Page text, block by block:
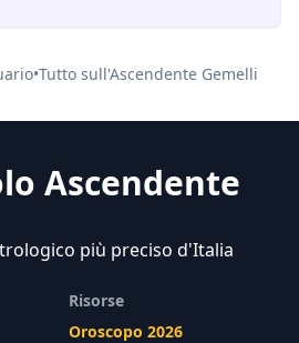
•Tutto sull'Ascendente Gemelli
Ascendente
più preciso d'Italia
Risorse
Oroscopo 2026